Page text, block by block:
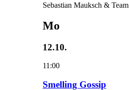
Sebastian Mauksch & Team
Mo
12.10.
11:00
Smelling Gossip